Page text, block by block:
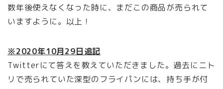
数年後使えなくなった時に、まだこの商品が売られて
いますように。以上！
※2020年10月29日追記
Twitterにて答えを教えていただきました。過去にニト
リで売られていた深型のフライパンには、持ち手が付